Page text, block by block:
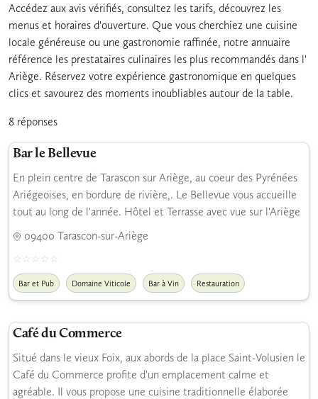
Accédez aux avis vérifiés, consultez les tarifs, découvrez les
menus et horaires d'ouverture. Que vous cherchiez une cuisine
locale généreuse ou une gastronomie raffinée, notre annuaire
référence les prestataires culinaires les plus recommandés dans l'
Ariège. Réservez votre expérience gastronomique en quelques
clics et savourez des moments inoubliables autour de la table.
8 réponses
Bar le Bellevue
En plein centre de Tarascon sur Ariège, au coeur des Pyrénées
Ariégeoises, en bordure de rivière,. Le Bellevue vous accueille
tout au long de l'année. Hôtel et Terrasse avec vue sur l'Ariège
09400 Tarascon-sur-Ariège
Bar et Pub Domaine Viticole Bar à Vin Restauration
Café du Commerce
Situé dans le vieux Foix, aux abords de la place Saint-Volusien le
Café du Commerce profite d'un emplacement calme et
agréable. Il vous propose une cuisine traditionnelle élaborée